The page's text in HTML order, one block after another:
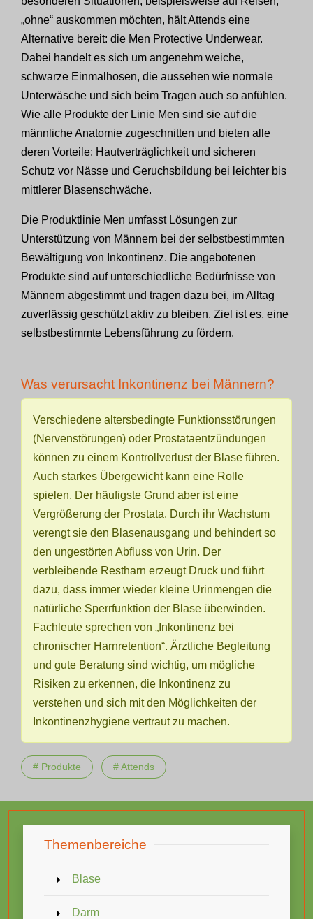
„ohne“ auskommen möchten, hält Attends eine
Alternative bereit: die Men Protective Underwear.
Dabei handelt es sich um angenehm weiche,
schwarze Einmalhosen, die aussehen wie normale
Unterwäsche und sich beim Tragen auch so anfühlen.
Wie alle Produkte der Linie Men sind sie auf die
männliche Anatomie zugeschnitten und bieten alle
deren Vorteile: Hautverträglichkeit und sicheren
Schutz vor Nässe und Geruchsbildung bei leichter bis
mittlerer Blasenschwäche.
Die Produktlinie Men umfasst Lösungen zur
Unterstützung von Männern bei der selbstbestimmten
Bewältigung von Inkontinenz. Die angebotenen
Produkte sind auf unterschiedliche Bedürfnisse von
Männern abgestimmt und tragen dazu bei, im Alltag
zuverlässig geschützt aktiv zu bleiben. Ziel ist es, eine
selbstbestimmte Lebensführung zu fördern.
Was verursacht Inkontinenz bei Männern?
Verschiedene altersbedingte Funktionsstörungen
(Nervenstörungen) oder Prostataentzündungen
können zu einem Kontrollverlust der Blase führen.
Auch starkes Übergewicht kann eine Rolle
spielen. Der häufigste Grund aber ist eine
Vergrößerung der Prostata. Durch ihr Wachstum
verengt sie den Blasenausgang und behindert so
den ungestörten Abfluss von Urin. Der
verbleibende Restharn erzeugt Druck und führt
dazu, dass immer wieder kleine Urinmengen die
natürliche Sperrfunktion der Blase überwinden.
Fachleute sprechen von „Inkontinenz bei
chronischer Harnretention“. Ärztliche Begleitung
und gute Beratung sind wichtig, um mögliche
Risiken zu erkennen, die Inkontinenz zu
verstehen und sich mit den Möglichkeiten der
Inkontinenzhygiene vertraut zu machen.
# Produkte # Attends
Themenbereiche
Blase
Darm